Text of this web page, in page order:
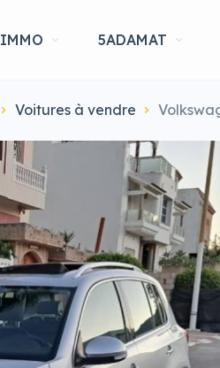
IMMO 5ADAMAT
Voitures à vendre